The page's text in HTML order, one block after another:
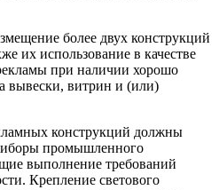
более двух конструкций
их использование в качестве
при наличии хорошо
вывески, витрин и (или)
конструкций должны
промышленного
выполнение требований
Крепление светового